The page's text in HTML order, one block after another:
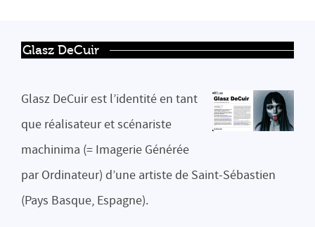
Glasz DeCuir
Glasz DeCuir est l’identité en tant
que réalisateur et scénariste
machinima (= Imagerie Générée
par Ordinateur) d’une artiste de Saint-Sébastien
(Pays Basque, Espagne).